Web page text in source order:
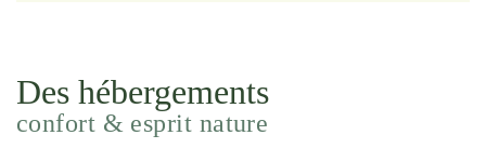
Des hébergements
confort & esprit nature